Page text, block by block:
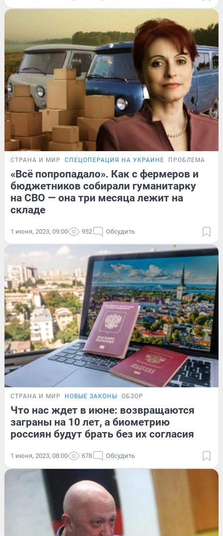
СТРАНА И МИР СПЕЦОПЕРАЦИЯ НА УКРАИНЕ ПРОБЛЕМА
«Всё попропадало». Как с фермеров и
бюджетников собирали гуманитарку
на СВО — она три месяца лежит на
складе
1 июня, 2023, 09:00 952 Обсудить
СТРАНА И МИР НОВЫЕ ЗАКОНЫ ОБЗОР
Что нас ждет в июне: возвращаются
заграны на 10 лет, а биометрию
россиян будут брать без их согласия
1 июня, 2023, 08:00 678 Обсудить